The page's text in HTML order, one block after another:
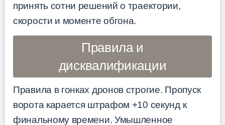
принять сотни решений о траектории,
скорости и моменте обгона.
Правила и
дисквалификации
Правила в гонках дронов строгие. Пропуск
ворота карается штрафом +10 секунд к
финальному времени. Умышленное